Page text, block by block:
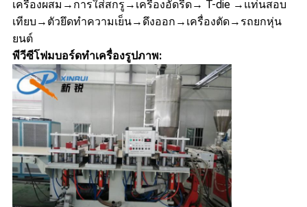
เครื่องผสม→การใส่สกรู→เครื่องอัดรีด→ T-die →แท่นสอบ
เทียบ→ตัวยึดทำความเย็น→ดึงออก→เครื่องตัด→รถยกหุ่น
ยนต์
พีวีซีโฟมบอร์ดทำเครื่องรูปภาพ: